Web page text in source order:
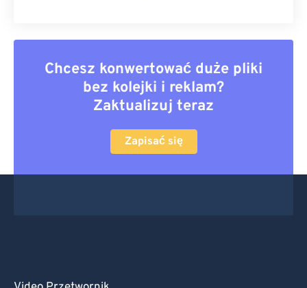
Chcesz konwertować duże pliki
bez kolejki i reklam?
Zaktualizuj teraz
Zapisać się